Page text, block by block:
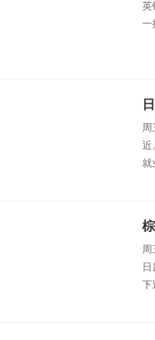
英
一
周
近
就
周
下